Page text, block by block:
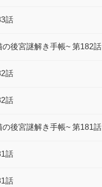
話
後宮謎解き手帳~ 第182話
話
話
後宮謎解き手帳~ 第181話
話
話